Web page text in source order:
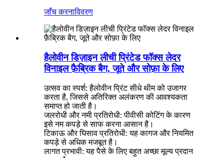
जाँच करनाविवरण
हैलोवीन डिज़ाइन लीची प्रिंटेड फॉक्स लेदर
विनाइल फ़ैब्रिक बैग, जूते और सोफ़ा के लिए
उत्सव का स्पर्श: हैलोवीन प्रिंट सीधे थीम को उजागर
करता है, जिससे अतिरिक्त अलंकरण की आवश्यकता
समाप्त हो जाती है।
जलरोधी और नमी प्रतिरोधी: पीवीसी कोटिंग के कारण
इसे नम कपड़े से साफ करना आसान है।
टिकाऊ और घिसाव प्रतिरोधी: यह कागज और नियमित
कपड़े से अधिक मजबूत है।
लागत प्रभावी: यह पैसे के लिए बहुत अच्छा मूल्य प्रदान